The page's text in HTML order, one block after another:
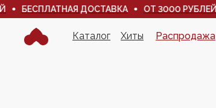
БЕСПЛАТНАЯ ДОСТАВКА ОТ 3000 РУБЛЕЙ
Каталог Хиты Распродажа
Каталог Хиты Распродажа